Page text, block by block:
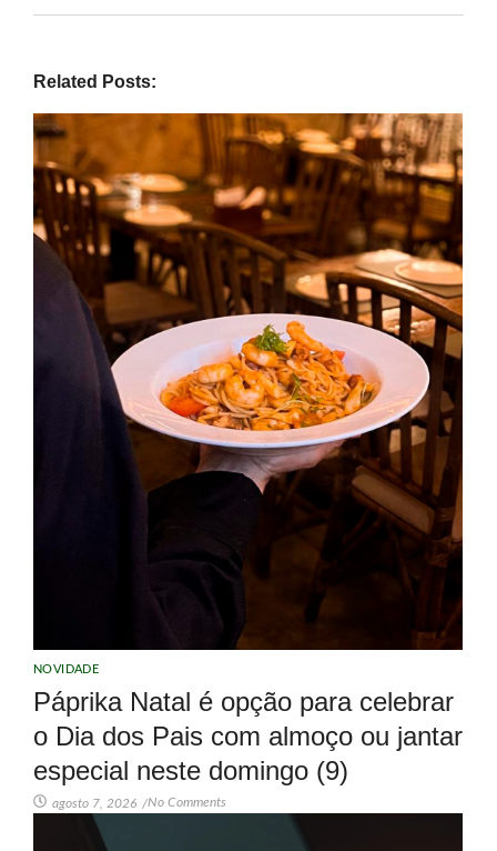
Related Posts:
NOVIDADE
Páprika Natal é opção para celebrar
o Dia dos Pais com almoço ou jantar
especial neste domingo (9)
agosto 7, 2026 /No Comments